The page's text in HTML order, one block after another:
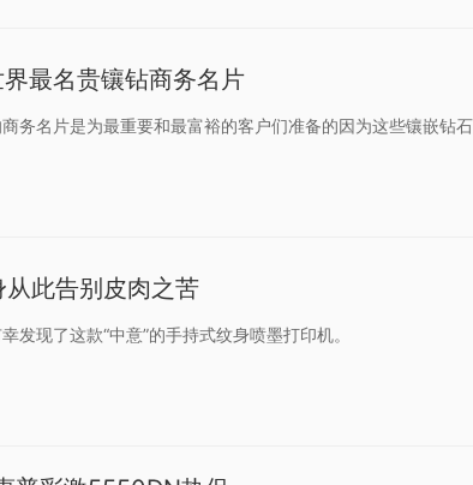
最名贵镶钻商务名片
务名片是为最重要和最富裕的客户们准备的因为这些镶嵌钻
此告别皮肉之苦
发现了这款“中意”的手持式纹身喷墨打印机。